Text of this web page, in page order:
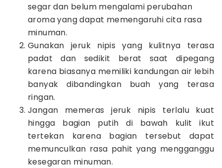
segar dan belum mengalami perubahan
aroma yang dapat memengaruhi cita rasa
minuman.
Gunakan jeruk nipis yang kulitnya terasa
padat dan sedikit berat saat dipegang
karena biasanya memiliki kandungan air lebih
banyak dibandingkan buah yang terasa
ringan.
Jangan memeras jeruk nipis terlalu kuat
hingga bagian putih di bawah kulit ikut
tertekan karena bagian tersebut dapat
memunculkan rasa pahit yang mengganggu
kesegaran minuman.